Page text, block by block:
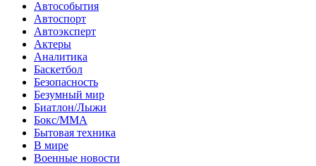
Автособытия
Автоспорт
Автоэксперт
Актеры
Аналитика
Баскетбол
Безопасность
Безумный мир
Биатлон/Лыжи
Бокс/MMA
Бытовая техника
В мире
Военные новости